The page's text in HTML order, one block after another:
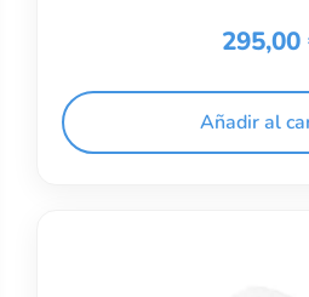
295,00
Añadir al